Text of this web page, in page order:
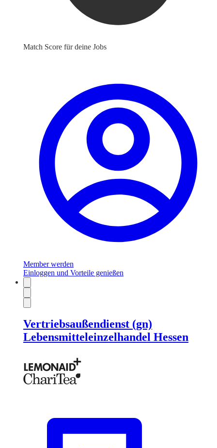
Match Score für deine Jobs
Member werden
Einloggen und Vorteile genießen
Vertriebsaußendienst (gn)
Lebensmitteleinzelhandel Hessen